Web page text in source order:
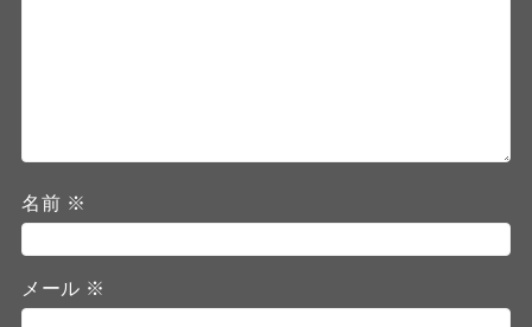
名前 ※
メール ※